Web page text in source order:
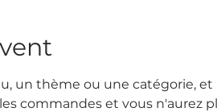
un thème ou une catégorie,
commandes et vous n'aurez